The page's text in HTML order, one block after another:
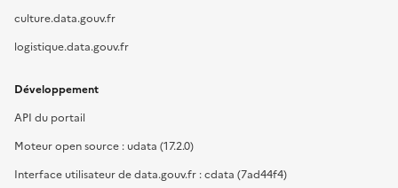
culture.data.gouv.fr
logistique.data.gouv.fr
Développement
API du portail
Moteur open source : udata (17.2.0)
Interface utilisateur de data.gouv.fr : cdata (7ad44f4)